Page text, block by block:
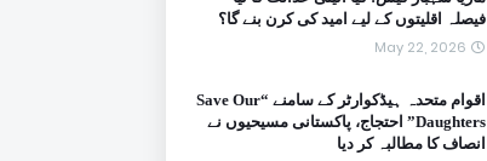
فیصلہ اقلیتوں کے لیے امید کی کرن بنے گا؟
May 22, 2026
اقوام متحدہ ہیڈکوارٹر کے سامنے “Save Our
Daughters” احتجاج، پاکستانی مسیحیوں نے
انصاف کا مطالبہ کر دیا